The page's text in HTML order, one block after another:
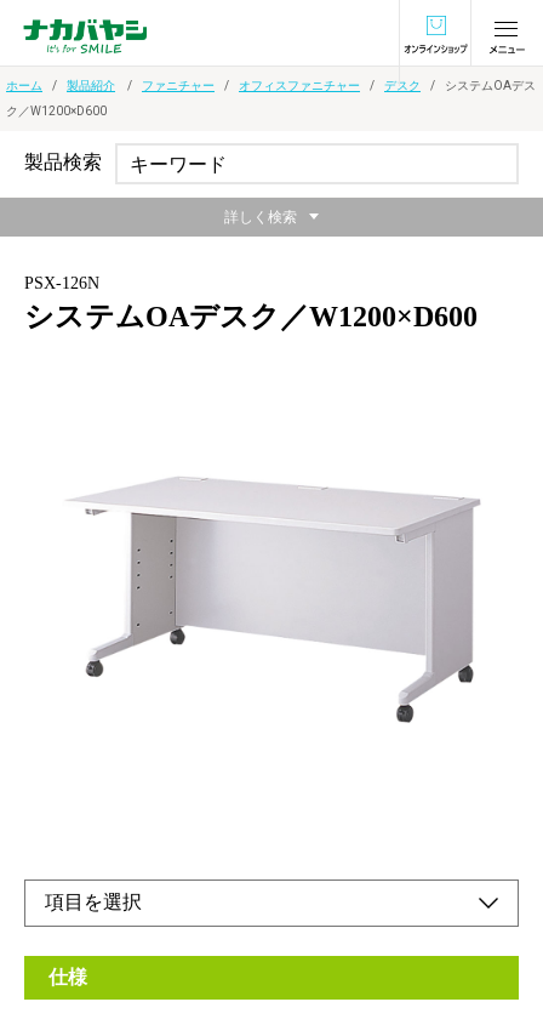
オンラインショ
ホーム 製品紹介 ファニチャー オフィスファニチャー デスク
システムOAデス
ク／W1200×D600
PSX-126N
システムOAデスク／W1200×D600
W1200mmタイプD600mmタイプ
メーカー希望小売価格：
+ 税
天板サイズは幅7種類×奥行3種類の21種類。
また、オプションのアジャスターで高さが3種類選べます。
仕様
製品検索
詳しく検索